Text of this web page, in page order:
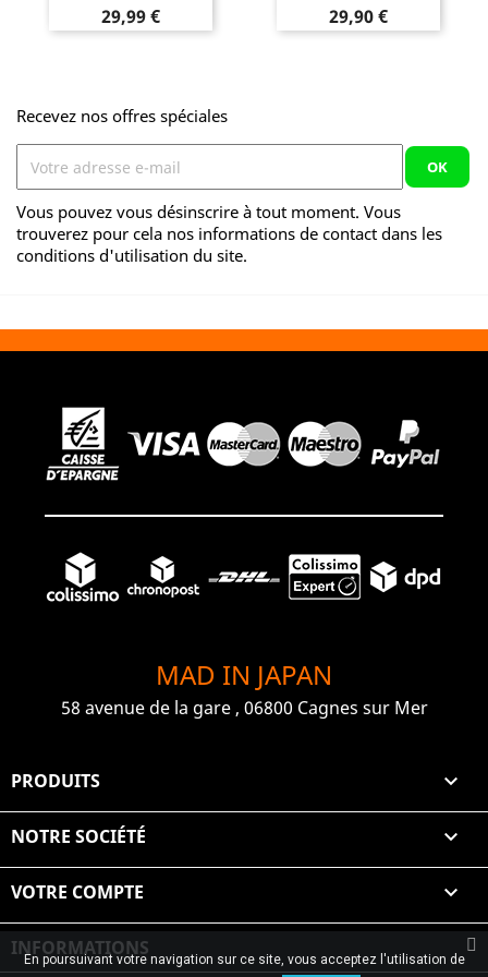
Prix
29,99 € Prix
29,90 €
Recevez nos offres spéciales
Vous pouvez vous désinscrire à tout moment. Vous
trouverez pour cela nos informations de contact dans les
conditions d'utilisation du site.
MAD IN JAPAN
58 avenue de la gare , 06800 Cagnes sur Mer
PRODUITS 
NOTRE SOCIÉTÉ 
VOTRE COMPTE 
INFORMATIONS
En poursuivant votre navigation sur ce site, vous acceptez l'utilisation de